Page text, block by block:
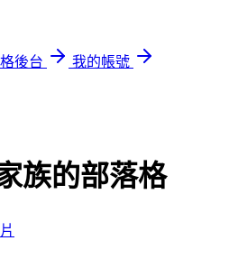
後台
我的帳號
族的部落格